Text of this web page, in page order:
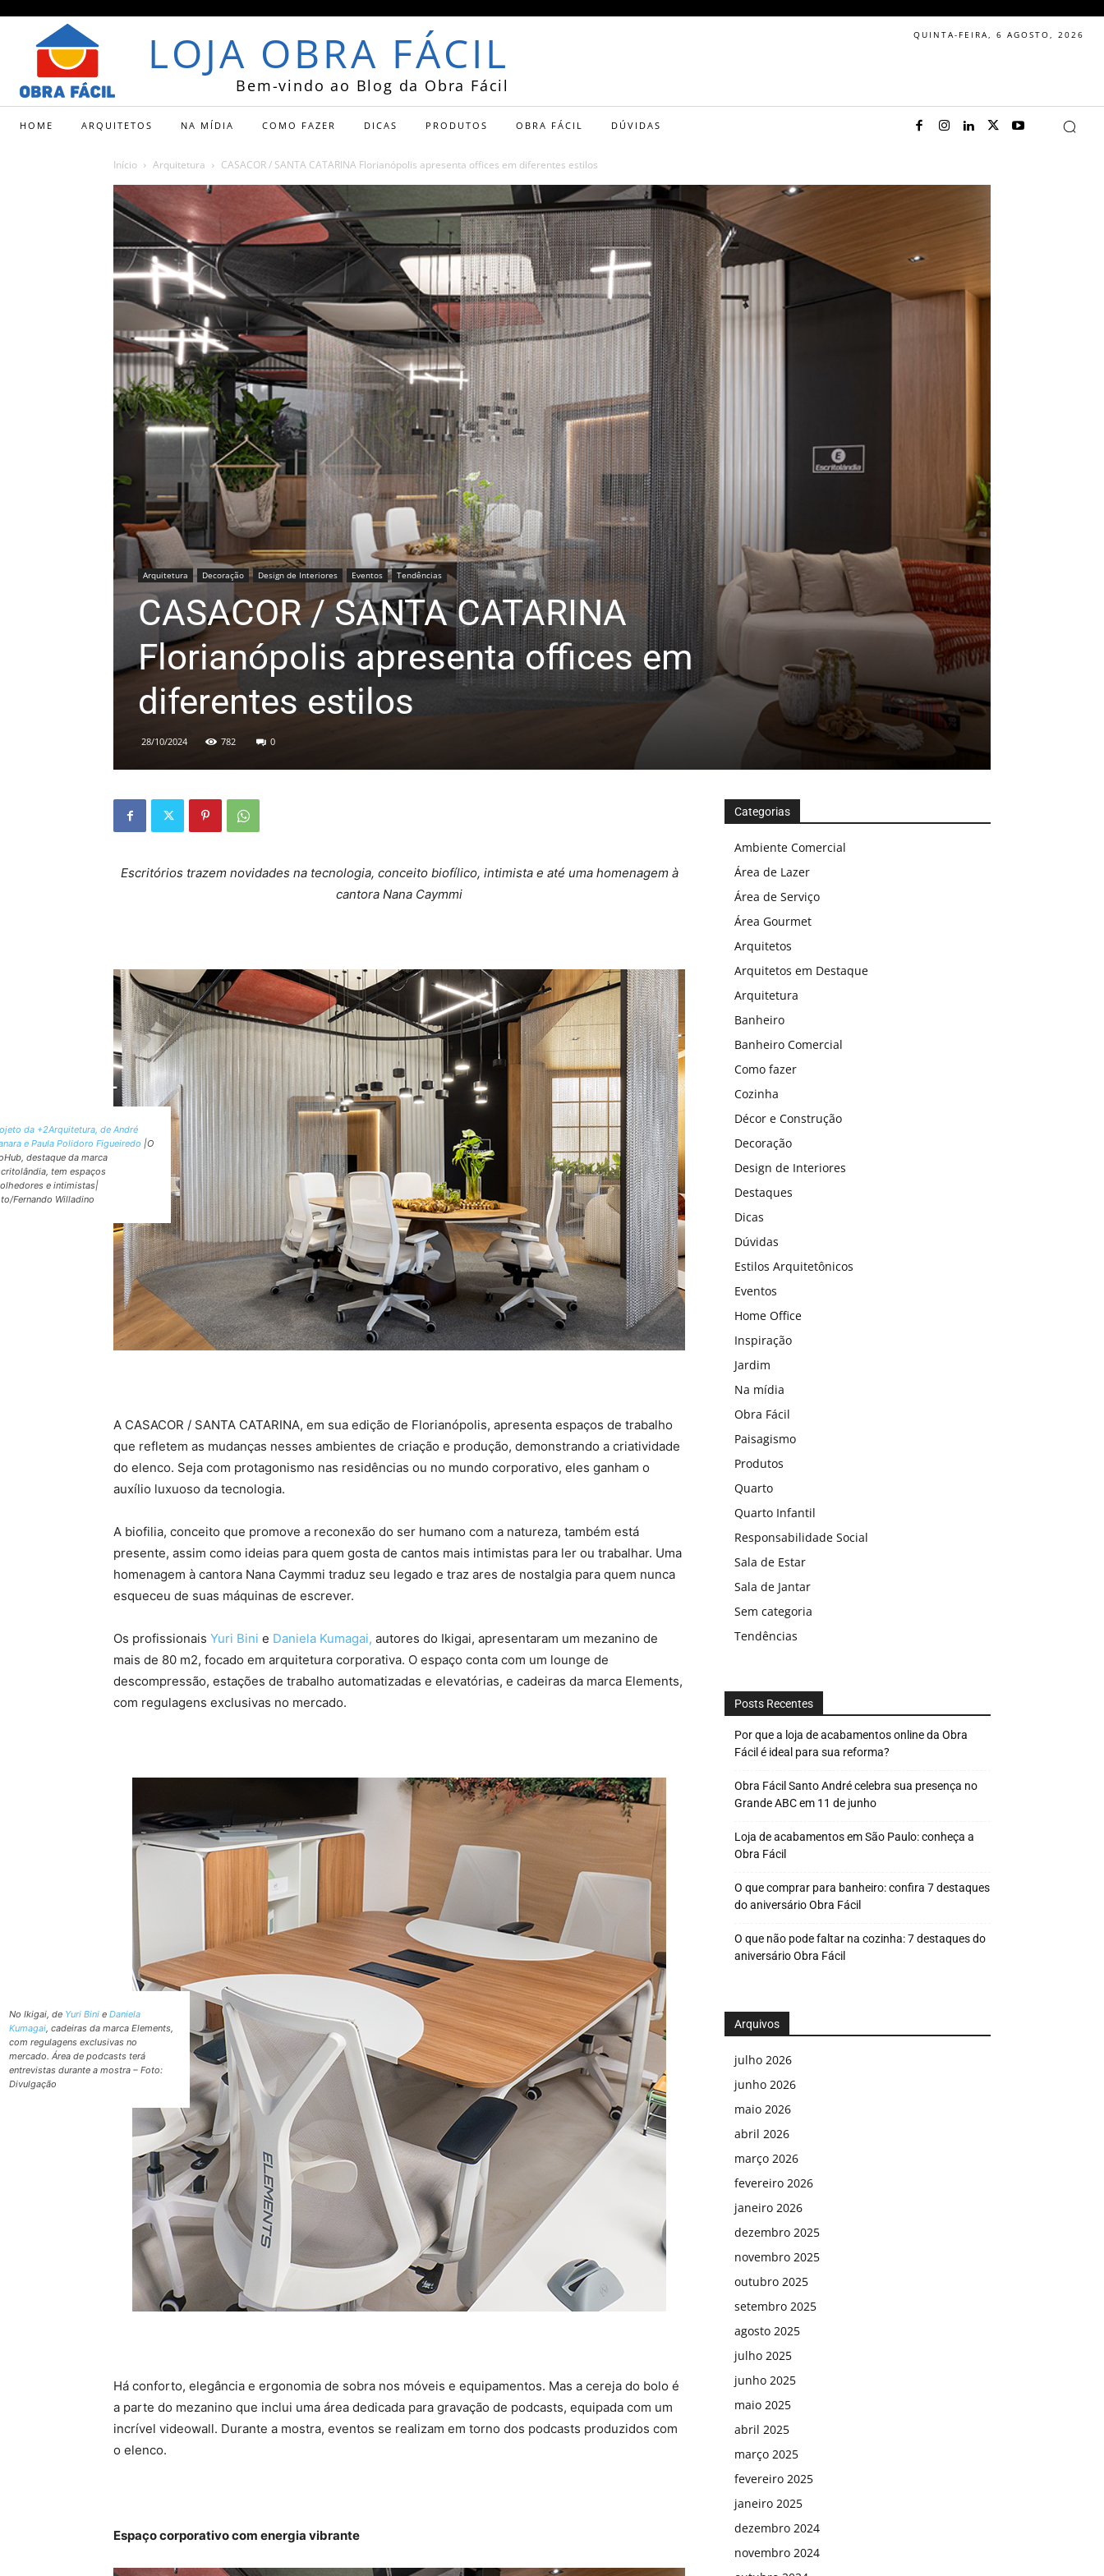
QUINTA-FEIRA, 6 AGOSTO, 2026
LOJA OBRA FÁCIL
Bem-vindo ao Blog da Obra Fácil
HOME ARQUITETOS NA MÍDIA COMO FAZER DICAS PRODUTOS OBRA FÁCIL DÚVIDAS
Início Arquitetura CASACOR / SANTA CATARINA Florianópolis apresenta offices em diferentes estilos
Arquitetura Decoração Design de Interiores Eventos Tendências
CASACOR / SANTA CATARINA
Florianópolis apresenta offices em
diferentes estilos
28/10/2024 782 0
Escritórios trazem novidades na tecnologia, conceito biofílico, intimista e até uma homenagem à
cantora Nana Caymmi
da +2Arquitetura, de André
e Paula Polidoro Figueiredo |O
destaque da marca
tem espaços
e intimistas|
Fernando Willadino
A CASACOR / SANTA CATARINA, em sua edição de Florianópolis, apresenta espaços de trabalho
que refletem as mudanças nesses ambientes de criação e produção, demonstrando a criatividade
do elenco. Seja com protagonismo nas residências ou no mundo corporativo, eles ganham o
auxílio luxuoso da tecnologia.
A biofilia, conceito que promove a reconexão do ser humano com a natureza, também está
presente, assim como ideias para quem gosta de cantos mais intimistas para ler ou trabalhar. Uma
homenagem à cantora Nana Caymmi traduz seu legado e traz ares de nostalgia para quem nunca
esqueceu de suas máquinas de escrever.
Os profissionais Yuri Bini e Daniela Kumagai, autores do Ikigai, apresentaram um mezanino de
mais de 80 m2, focado em arquitetura corporativa. O espaço conta com um lounge de
descompressão, estações de trabalho automatizadas e elevatórias, e cadeiras da marca Elements,
com regulagens exclusivas no mercado.
No Ikigai, de Yuri Bini e Daniela
Kumagai, cadeiras da marca Elements,
com regulagens exclusivas no
mercado. Área de podcasts terá
entrevistas durante a mostra – Foto:
Divulgação
Há conforto, elegância e ergonomia de sobra nos móveis e equipamentos. Mas a cereja do bolo é
a parte do mezanino que inclui uma área dedicada para gravação de podcasts, equipada com um
incrível videowall. Durante a mostra, eventos se realizam em torno dos podcasts produzidos com
o elenco.
Espaço corporativo com energia vibrante
Categorias
Ambiente Comercial
Área de Lazer
Área de Serviço
Área Gourmet
Arquitetos
Arquitetos em Destaque
Arquitetura
Banheiro
Banheiro Comercial
Como fazer
Cozinha
Décor e Construção
Decoração
Design de Interiores
Destaques
Dicas
Dúvidas
Estilos Arquitetônicos
Eventos
Home Office
Inspiração
Jardim
Na mídia
Obra Fácil
Paisagismo
Produtos
Quarto
Quarto Infantil
Responsabilidade Social
Sala de Estar
Sala de Jantar
Sem categoria
Tendências
Posts Recentes
Por que a loja de acabamentos online da Obra
Fácil é ideal para sua reforma?
Obra Fácil Santo André celebra sua presença no
Grande ABC em 11 de junho
Loja de acabamentos em São Paulo: conheça a
Obra Fácil
O que comprar para banheiro: confira 7 destaques
do aniversário Obra Fácil
O que não pode faltar na cozinha: 7 destaques do
aniversário Obra Fácil
Arquivos
julho 2026
junho 2026
maio 2026
abril 2026
março 2026
fevereiro 2026
janeiro 2026
dezembro 2025
novembro 2025
outubro 2025
setembro 2025
agosto 2025
julho 2025
junho 2025
maio 2025
abril 2025
março 2025
fevereiro 2025
janeiro 2025
dezembro 2024
novembro 2024